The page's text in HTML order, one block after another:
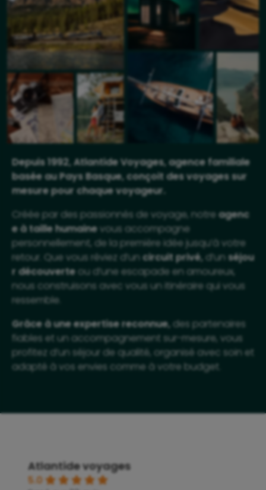
Depuis 1992, Atlantide Voyages, agence familiale
basée au Pays Basque, conçoit des voyages sur
mesure pour chaque voyageur.
Créée par des passionnés de voyage, notre agenc
e à taille humaine vous accompagne
personnellement, de la première idée jusqu’à votre
retour. Que vous rêviez d’un circuit privé, d’un séjou
r découverteou d’une escapade en amoureux,
nous construisons avec vous un itinéraire qui vous
ressemble.
Grâce à une expertise reconnue, des partenaires
fiables et un accompagnement sur-mesure, vous
profitez d’un séjour de qualité, organisé avec soin et
adapté à vos envies comme à votre budget.
Atlantide voyages
5.0